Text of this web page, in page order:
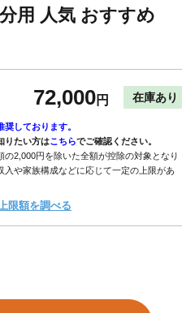
用 人気 おすすめ
72,000円 在庫あり
奨しております。
りたい方はこちらでご確認ください。
2,000円を除いた全額が控除の対象となり
入や家族構成などに応じて一定の上限があ
限額を調べる